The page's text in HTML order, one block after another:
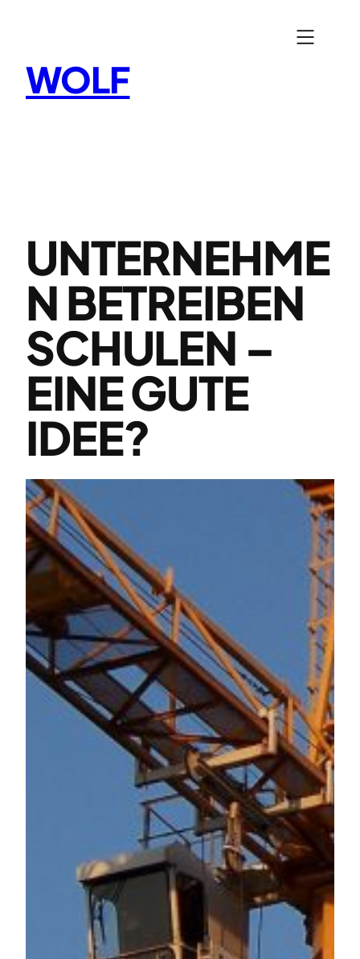
WOLF
UNTERNEHME
N BETREIBEN
SCHULEN –
EINE GUTE
IDEE?